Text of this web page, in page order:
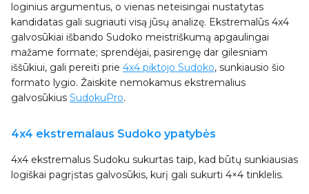
loginius argumentus, o vienas neteisingai nustatytas
kandidatas gali sugriauti visą jūsų analizę. Ekstremalūs 4x4
galvosūkiai išbando Sudoko meistriškumą apgaulingai
mažame formate; sprendėjai, pasirengę dar gilesniam
iššūkiui, gali pereiti prie 4x4 piktojo Sudoko, sunkiausio šio
formato lygio. Žaiskite nemokamus ekstremalius
galvosūkius SudokuPro.
4x4 ekstremalaus Sudoko ypatybės
4x4 ekstremalus Sudoku sukurtas taip, kad būtų sunkiausias
logiškai pagrįstas galvosūkis, kurį gali sukurti 4×4 tinklelis.